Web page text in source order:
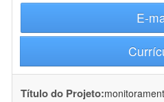
E-
Título do Projeto: